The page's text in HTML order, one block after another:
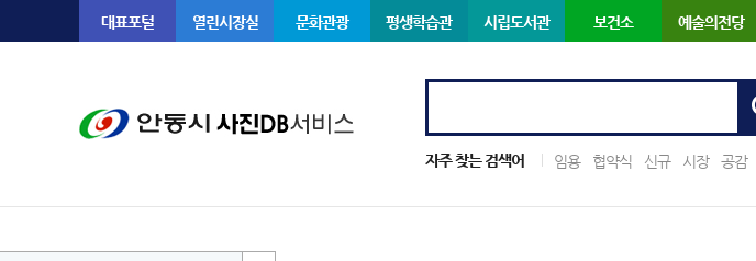
대표포털 열린시장실 문화관광 평생학습관 시립도서관 보건소 예술의전당
자주 찾는 검색어 임용 협약식 신규 시장 공감